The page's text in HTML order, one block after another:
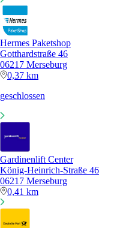
Hermes Paketshop
Gotthardstraße 46
06217 Merseburg
0,37 km
geschlossen
Gardinenlift Center
König-Heinrich-Straße 46
06217 Merseburg
0,41 km